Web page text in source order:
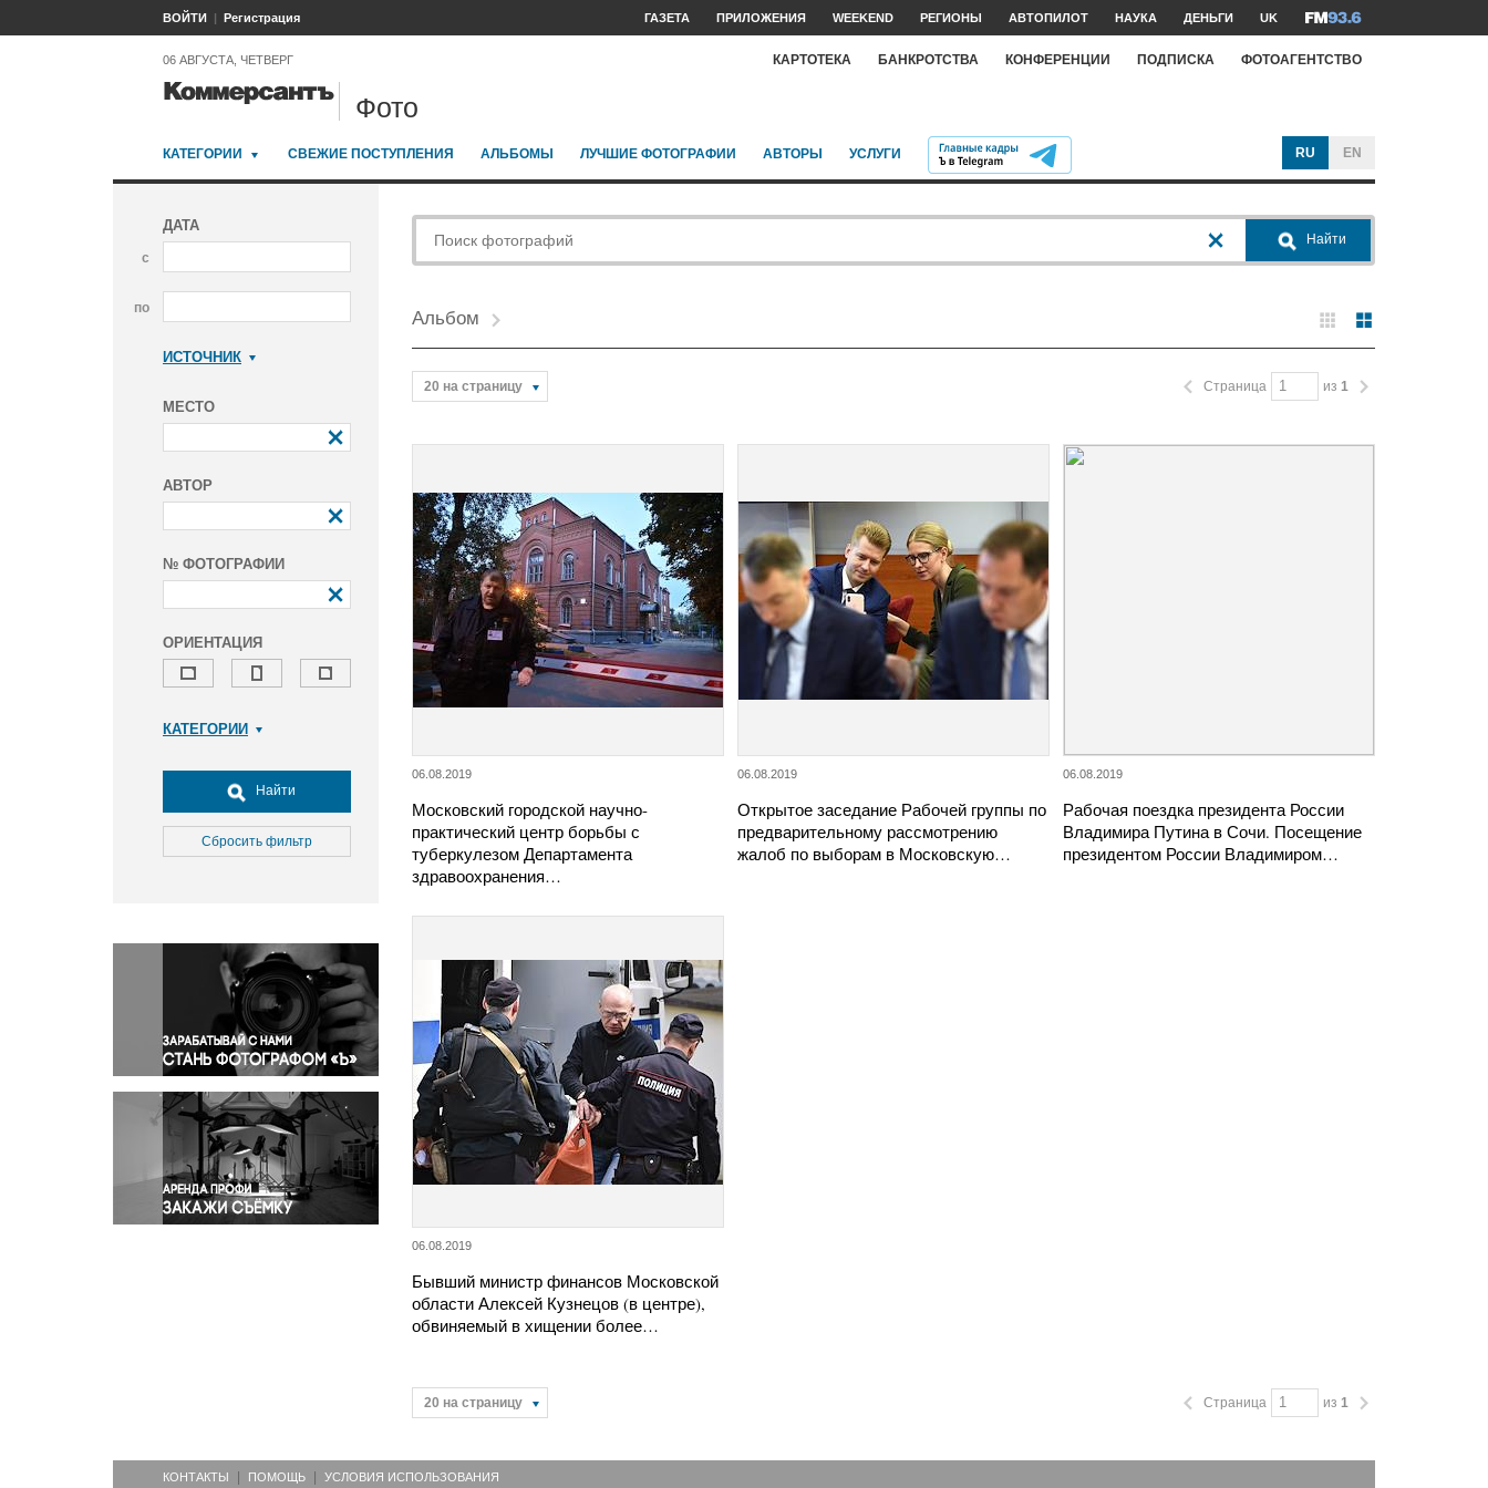
ВОЙТИ Регистрация ГАЗЕТА ПРИЛОЖЕНИЯ WEEKEND РЕГИОНЫ АВТОПИЛОТ НАУКА ДЕНЬГИ UK
06 АВГУСТА, ЧЕТВЕРГ КАРТОТЕКА БАНКРОТСТВА КОНФЕРЕНЦИИ ПОДПИСКА ФОТОАГЕНТСТВО
Фото
КАТЕГОРИИ СВЕЖИЕ ПОСТУПЛЕНИЯ АЛЬБОМЫ ЛУЧШИЕ ФОТОГРАФИИ АВТОРЫ УСЛУГИ RU EN
ДАТА
с
по
ИСТОЧНИК
МЕСТО
АВТОР
№ ФОТОГРАФИИ
ОРИЕНТАЦИЯ
КАТЕГОРИИ
Досуг, туризм и отдых
Культура
Медицина
Окружающая среда
Политика
Правосудие
Происшествия и конфликты
Религия
Светская жизнь
Спорт
Экология
Экономика и бизнес
Найти
Сбросить фильтр
Найти
Альбом
20 на страницу Страница из 1
06.08.2019
Московский городской научно-
практический центр борьбы с
туберкулезом Департамента
здравоохранения…
06.08.2019
Открытое заседание Рабочей группы по
предварительному рассмотрению
жалоб по выборам в Московскую…
06.08.2019
Рабочая поездка президента России
Владимира Путина в Сочи. Посещение
президентом России Владимиром…
06.08.2019
Бывший министр финансов Московской
области Алексей Кузнецов (в центре),
обвиняемый в хищении более…
20 на страницу Страница из 1
КОНТАКТЫ ПОМОЩЬ УСЛОВИЯ ИСПОЛЬЗОВАНИЯ